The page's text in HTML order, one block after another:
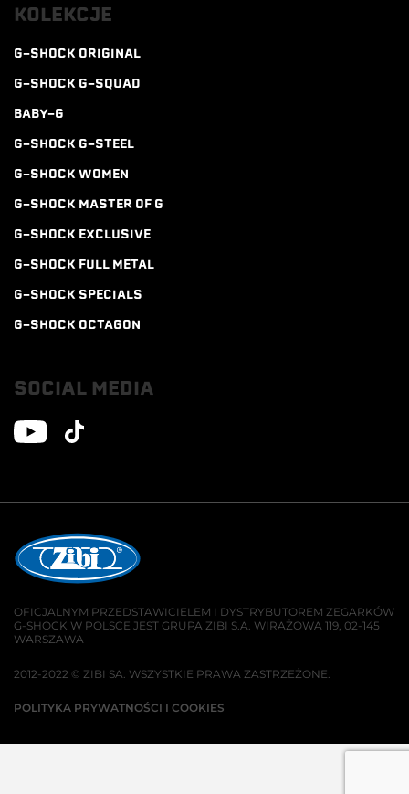
KOLEKCJE
G-SHOCK ORIGINAL
G-SHOCK G-SQUAD
BABY-G
G-SHOCK G-STEEL
G-SHOCK WOMEN
G-SHOCK MASTER OF G
G-SHOCK EXCLUSIVE
G-SHOCK FULL METAL
G-SHOCK SPECIALS
G-SHOCK OCTAGON
SOCIAL MEDIA
OFICJALNYM PRZEDSTAWICIELEM I DYSTRYBUTOREM ZEGARKÓW
G-SHOCK W POLSCE JEST GRUPA ZIBI S.A. WIRAŻOWA 119, 02-145
WARSZAWA
2012-2022 © ZIBI SA. WSZYSTKIE PRAWA ZASTRZEŻONE.
POLITYKA PRYWATNOŚCI I COOKIES